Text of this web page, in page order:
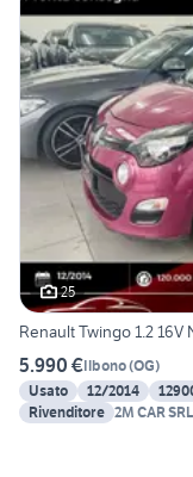
25
Renault Twingo 1.2
5.990 €Ilbono(OG)
Usato
12/2014
Rivenditore 2M CAR